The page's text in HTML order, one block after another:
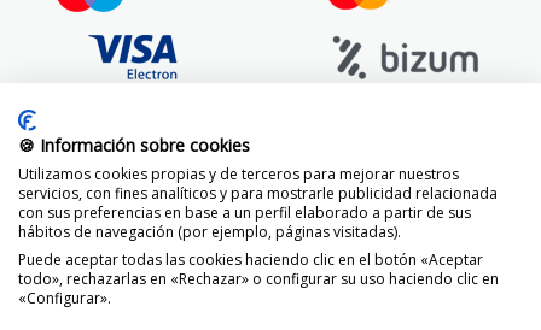
🍪 Información sobre cookies
Utilizamos cookies propias y de terceros para mejorar nuestros
servicios, con fines analíticos y para mostrarle publicidad relacionada
con sus preferencias en base a un perfil elaborado a partir de sus
hábitos de navegación (por ejemplo, páginas visitadas).
Puede aceptar todas las cookies haciendo clic en el botón «Aceptar
todo», rechazarlas en «Rechazar» o configurar su uso haciendo clic en
«Configurar».